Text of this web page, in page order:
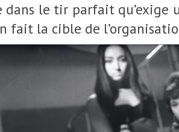
dans le tir parfait qu’exige
fait la cible de